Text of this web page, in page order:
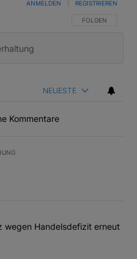
FOLGE DIESER
FOLGEN
ANMELDEN REGISTRIEREN
NEUESTE
Kommentare
am meisten kommentierten
stellt Schweiz wegen
wegen Handelsdefizit erneut